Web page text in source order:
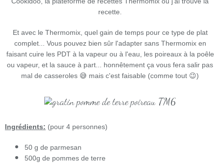
recette.
Et avec le Thermomix, quel gain de temps pour ce type de plat
complet... Vous pouvez bien sûr l'adapter sans Thermomix en
faisant cuire les PDT à la vapeur ou à l'eau, les poireaux à la poêle
ou vapeur, et la sauce à part... honnêtement ça vous fera salir pas
mal de casseroles 😅 mais c'est faisable (comme tout 😉)
Ingrédients: (pour 4 personnes)
50 g de parmesan
500g de pommes de terre